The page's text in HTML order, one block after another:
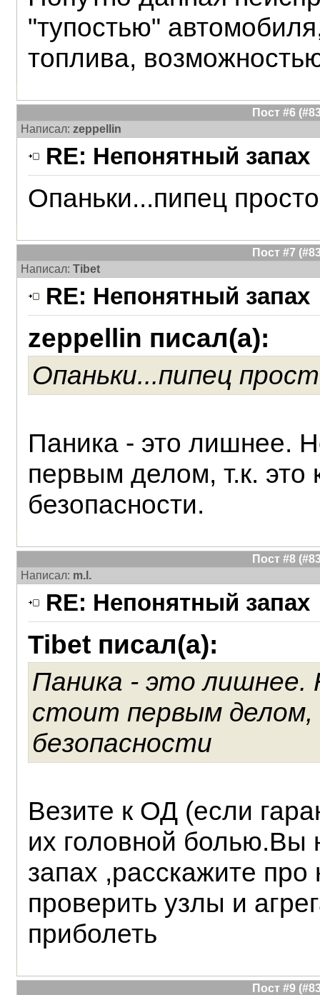
"тупостью"
топлива,
Пост #6
Написал: zeppellin
RE: Непонятный запах
Опаньки...пипец
Пост #7
Написал: Tibet
RE: Непонятный запах
zeppellin писал(а):
Опаньки...пипец
Паника - это лишнее.
первым делом, т.к. это
безопасности.
Пост #8
Написал: m.l.
RE: Непонятный запах
Tibet писал(а):
Паника - это лишнее.
стоит первым
безопасности
Везите к ОД (если
их головной болью.Вы
запах ,расскажите
проверить узлы и
приболеть
Пост #9